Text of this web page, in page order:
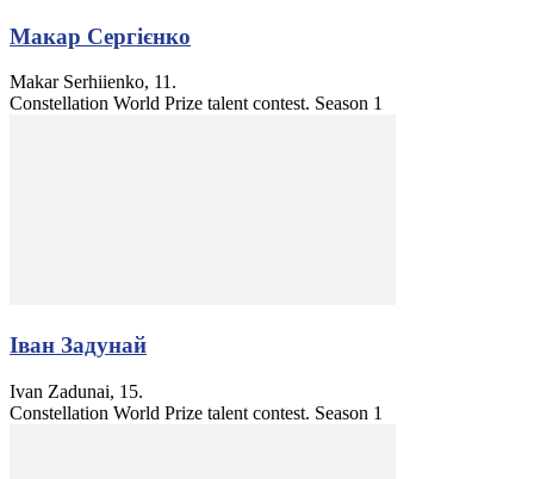
Макар Сергієнко
Makar Serhiienko, 11.
Constellation World Prize talent contest. Season 1
Іван Задунай
Ivan Zadunai, 15.
Constellation World Prize talent contest. Season 1